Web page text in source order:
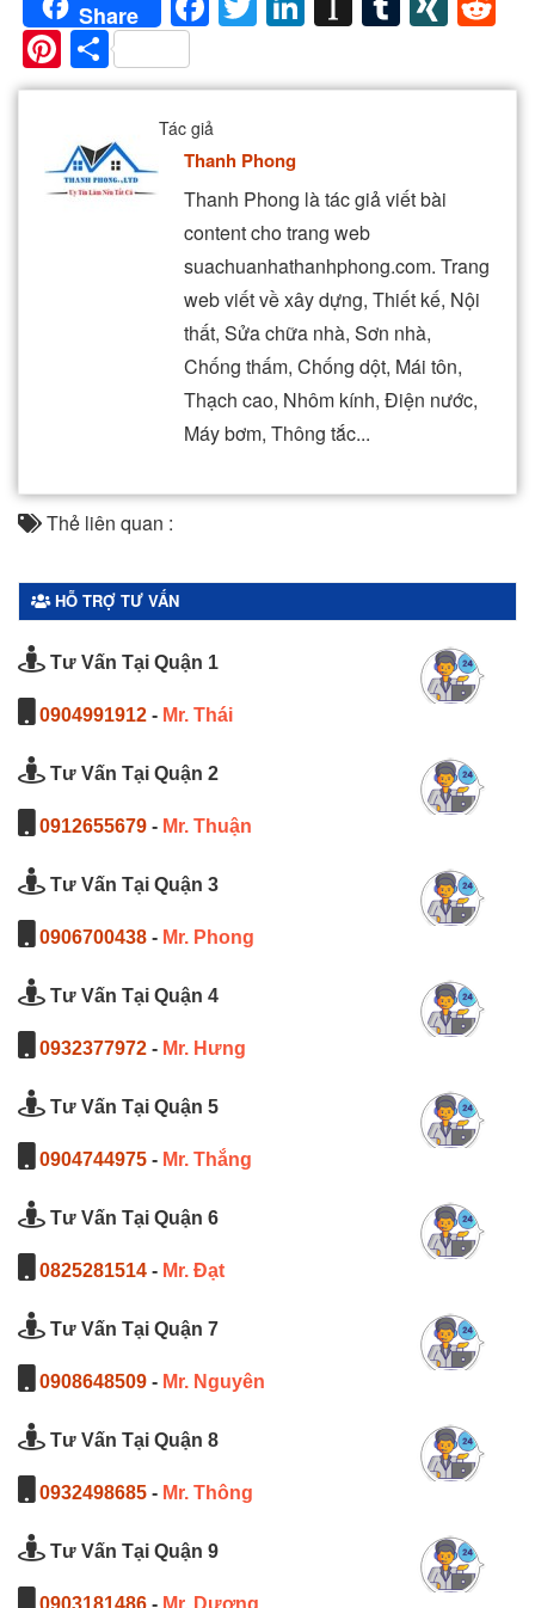
Share
Pinterest
Share
Tác giả
Thanh Phong
Thanh Phong là tác giả viết bài
content cho trang web
suachuanhathanhphong.com. Trang
web viết về xây dựng, Thiết kế, Nội
thất, Sửa chữa nhà, Sơn nhà,
Chống thấm, Chống dột, Mái tôn,
Thạch cao, Nhôm kính, Điện nước,
Máy bơm, Thông tắc...
Thẻ liên quan :
HỖ TRỢ TƯ VẤN
Tư Vấn Tại Quận 1
0904991912 - Mr. Thái
Tư Vấn Tại Quận 2
0912655679 - Mr. Thuận
Tư Vấn Tại Quận 3
0906700438 - Mr. Phong
Tư Vấn Tại Quận 4
0932377972 - Mr. Hưng
Tư Vấn Tại Quận 5
0904744975 - Mr. Thắng
Tư Vấn Tại Quận 6
0825281514 - Mr. Đạt
Tư Vấn Tại Quận 7
0908648509 - Mr. Nguyên
Tư Vấn Tại Quận 8
0932498685 - Mr. Thông
Tư Vấn Tại Quận 9
0903181486 - Mr. Dương